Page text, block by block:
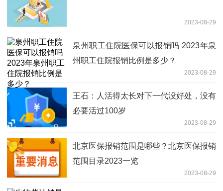
2023-08-29
泉州职工住院医保可以报销吗 2023年泉
州职工住院报销比例是多少？
2023-08-29
王石：人活得太长对下一代没好处，没有
必要活过100岁
2023-08-29
北京医保报销范围是哪些？北京医保报销
范围目录2023一览
2023-08-29